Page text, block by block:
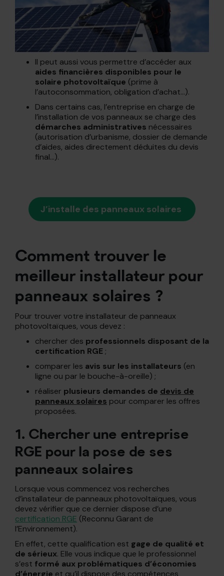
Il peut aussi vous permettre d’accéder aux
aides financières disponibles pour le
solaire photovoltaïque (prime à
l’autoconsommation, obligation d’achat…).
Dans certains cas, l’entreprise en charge de
l’installation de vos panneaux se charge des
démarches administratives nécessaires
(autorisation d’urbanisme, dossier de demande
d’aides, aides directement déduites du devis
final…).
J’installe des panneaux solaires
Comment trouver le
meilleur installateur pour
panneaux solaires ?
Pour trouver votre installateur de panneaux
photovoltaïques, vous devez :
chercher des professionnels disposant de la
certification RGE ;
comparer les avis sur les installateurs (en
ligne ou par le bouche-à-oreille) ;
réaliser plusieurs demandes de devis de
panneaux solaires pour comparer les offres
proposées.
1. Chercher une entreprise
RGE pour la pose de ses
panneaux solaires
Lorsque vous commencez vos recherches
d’installateur de panneaux photovoltaïques, vous
devez vérifier que ce dernier dispose d’une
certification RGE (Reconnu Garant de
l’Environnement).
En effet, cette qualification est gage de qualité et
de sérieux. Elle vous indique que le professionnel
s’est formé aux problématiques d’économies
d’énergie et qu’il dispose des compétences